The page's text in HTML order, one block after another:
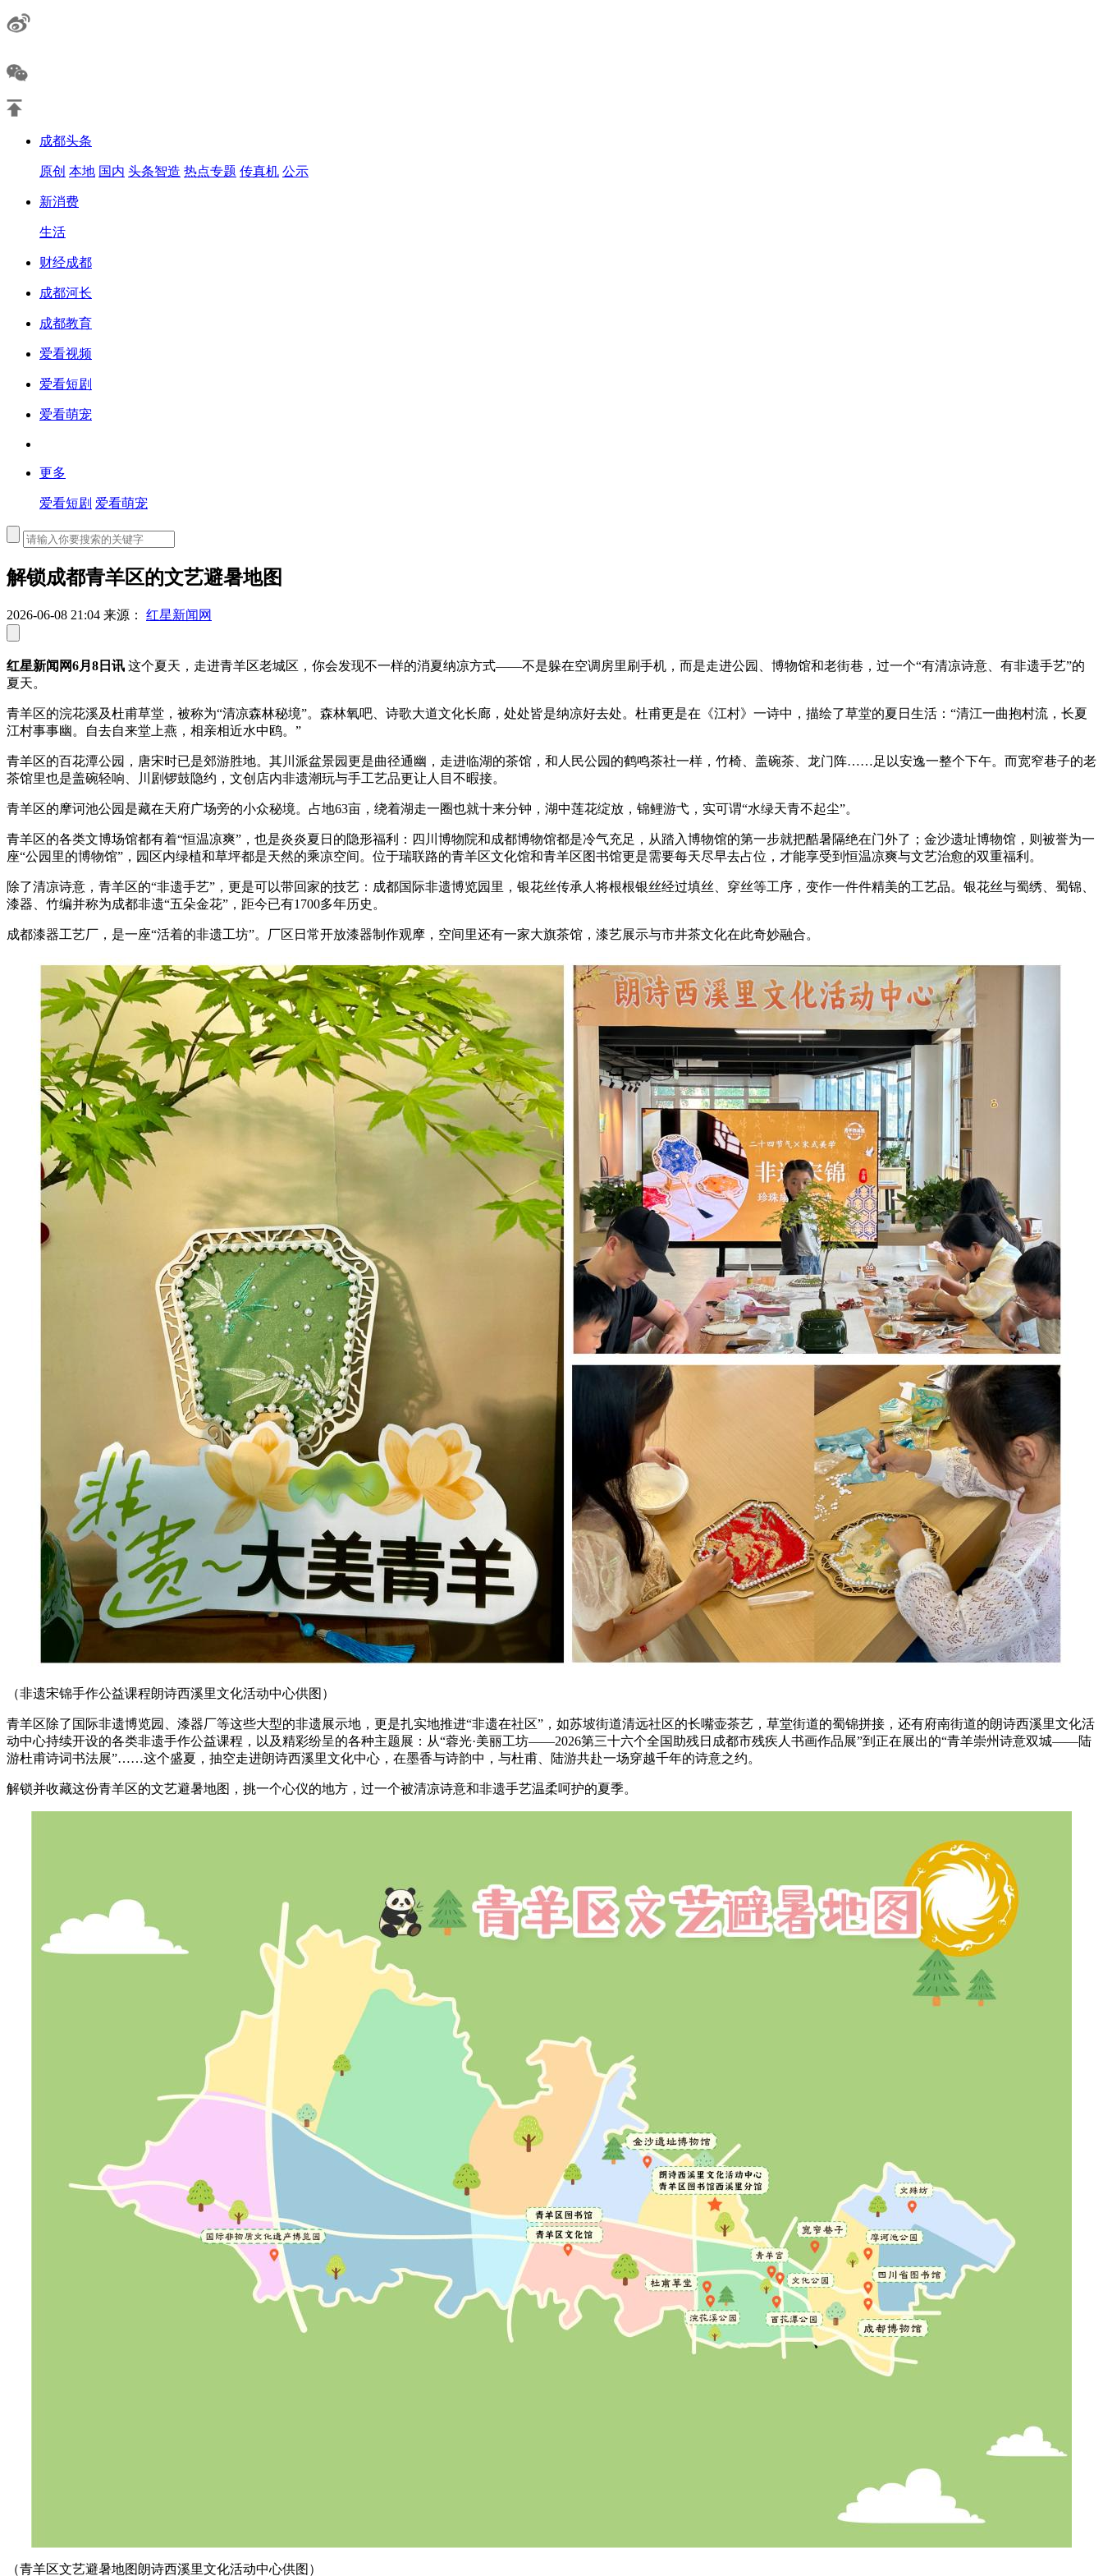
成都头条
原创 本地 国内 头条智造 热点专题 传真机 公示
新消费
生活
财经成都
成都河长
成都教育
爱看视频
爱看短剧
爱看萌宠
更多
爱看短剧 爱看萌宠
解锁成都青羊区的文艺避暑地图
2026-06-08 21:04 来源： 红星新闻网
红星新闻网6月8日讯 这个夏天，走进青羊区老城区，你会发现不一样的消夏纳凉方式——不是躲在空调房里刷手机，而是走进公园、博物馆和老街巷，过一个“有清凉诗意、有非遗手艺”的
夏天。
青羊区的浣花溪及杜甫草堂，被称为“清凉森林秘境”。森林氧吧、诗歌大道文化长廊，处处皆是纳凉好去处。杜甫更是在《江村》一诗中，描绘了草堂的夏日生活：“清江一曲抱村流，长夏
江村事事幽。自去自来堂上燕，相亲相近水中鸥。”
青羊区的百花潭公园，唐宋时已是郊游胜地。其川派盆景园更是曲径通幽，走进临湖的茶馆，和人民公园的鹤鸣茶社一样，竹椅、盖碗茶、龙门阵……足以安逸一整个下午。而宽窄巷子的老
茶馆里也是盖碗轻响、川剧锣鼓隐约，文创店内非遗潮玩与手工艺品更让人目不暇接。
青羊区的摩诃池公园是藏在天府广场旁的小众秘境。占地63亩，绕着湖走一圈也就十来分钟，湖中莲花绽放，锦鲤游弋，实可谓“水绿天青不起尘”。
青羊区的各类文博场馆都有着“恒温凉爽”，也是炎炎夏日的隐形福利：四川博物院和成都博物馆都是冷气充足，从踏入博物馆的第一步就把酷暑隔绝在门外了；金沙遗址博物馆，则被誉为一
座“公园里的博物馆”，园区内绿植和草坪都是天然的乘凉空间。位于瑞联路的青羊区文化馆和青羊区图书馆更是需要每天尽早去占位，才能享受到恒温凉爽与文艺治愈的双重福利。
除了清凉诗意，青羊区的“非遗手艺”，更是可以带回家的技艺：成都国际非遗博览园里，银花丝传承人将根根银丝经过填丝、穿丝等工序，变作一件件精美的工艺品。银花丝与蜀绣、蜀锦、
漆器、竹编并称为成都非遗“五朵金花”，距今已有1700多年历史。
成都漆器工艺厂，是一座“活着的非遗工坊”。厂区日常开放漆器制作观摩，空间里还有一家大旗茶馆，漆艺展示与市井茶文化在此奇妙融合。
（非遗宋锦手作公益课程朗诗西溪里文化活动中心供图）
青羊区除了国际非遗博览园、漆器厂等这些大型的非遗展示地，更是扎实地推进“非遗在社区”，如苏坡街道清远社区的长嘴壶茶艺，草堂街道的蜀锦拼接，还有府南街道的朗诗西溪里文化活
动中心持续开设的各类非遗手作公益课程，以及精彩纷呈的各种主题展：从“蓉光·美丽工坊——2026第三十六个全国助残日成都市残疾人书画作品展”到正在展出的“青羊崇州诗意双城——陆
游杜甫诗词书法展”……这个盛夏，抽空走进朗诗西溪里文化中心，在墨香与诗韵中，与杜甫、陆游共赴一场穿越千年的诗意之约。
解锁并收藏这份青羊区的文艺避暑地图，挑一个心仪的地方，过一个被清凉诗意和非遗手艺温柔呵护的夏季。
（青羊区文艺避暑地图朗诗西溪里文化活动中心供图）